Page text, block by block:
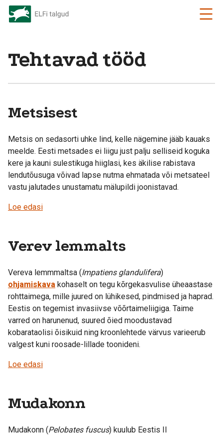
Tehtavad tööd
Metsisest
Metsis on sedasorti uhke lind, kelle nägemine jääb kauaks
meelde. Eesti metsades ei liigu just palju selliseid koguka
kere ja kauni sulestikuga hiiglasi, kes äkilise rabistava
lendutõusuga võivad lapse nutma ehmatada või metsateel
vastu jalutades unustamatu mälupildi joonistavad.
Loe edasi
Verev lemmalts
Vereva lemmmaltsa (Impatiens glandulifera)
ohjamiskava kohaselt on tegu kõrgekasvulise üheaastase
rohttaimega, mille juured on lühikesed, pindmised ja haprad.
Eestis on tegemist invasiivse võõrtaimeliigiga. Taime
varred on harunenud, suured õied moodustavad
kobarataolisi õisikuid ning kroonlehtede värvus varieerub
valgest kuni roosade-lillade toonideni.
Loe edasi
Mudakonn
Mudakonn (Pelobates fuscus) kuulub Eestis II